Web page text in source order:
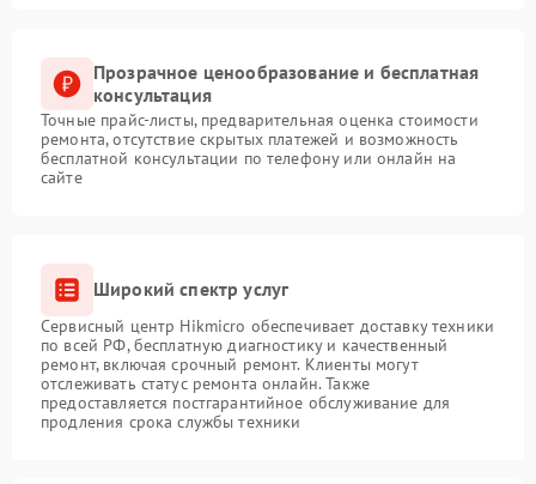
Прозрачное ценообразование и бесплатная
консультация
Точные прайс-листы, предварительная оценка стоимости
ремонта, отсутствие скрытых платежей и возможность
бесплатной консультации по телефону или онлайн на
сайте
Широкий спектр услуг
Сервисный центр Hikmicro обеспечивает доставку техники
по всей РФ, бесплатную диагностику и качественный
ремонт, включая срочный ремонт. Клиенты могут
отслеживать статус ремонта онлайн. Также
предоставляется постгарантийное обслуживание для
продления срока службы техники